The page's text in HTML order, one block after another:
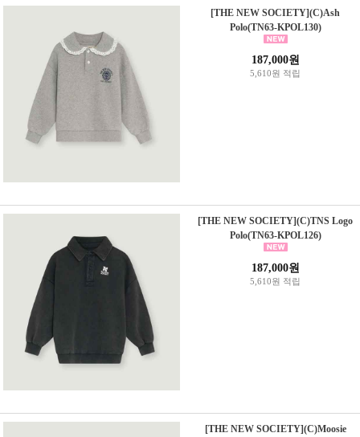
[THE NEW SOCIETY](C)Ash
Polo(TN63-KPOL130)
187,000원
5,610원 적립
[THE NEW SOCIETY](C)TNS Logo
Polo(TN63-KPOL126)
187,000원
5,610원 적립
[THE NEW SOCIETY](C)Moosie